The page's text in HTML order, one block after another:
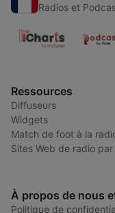
Radios et
Ressources
Diffuseurs
Widgets
Match de foot à la
Sites Web de radio
À propos de nous
Politique de